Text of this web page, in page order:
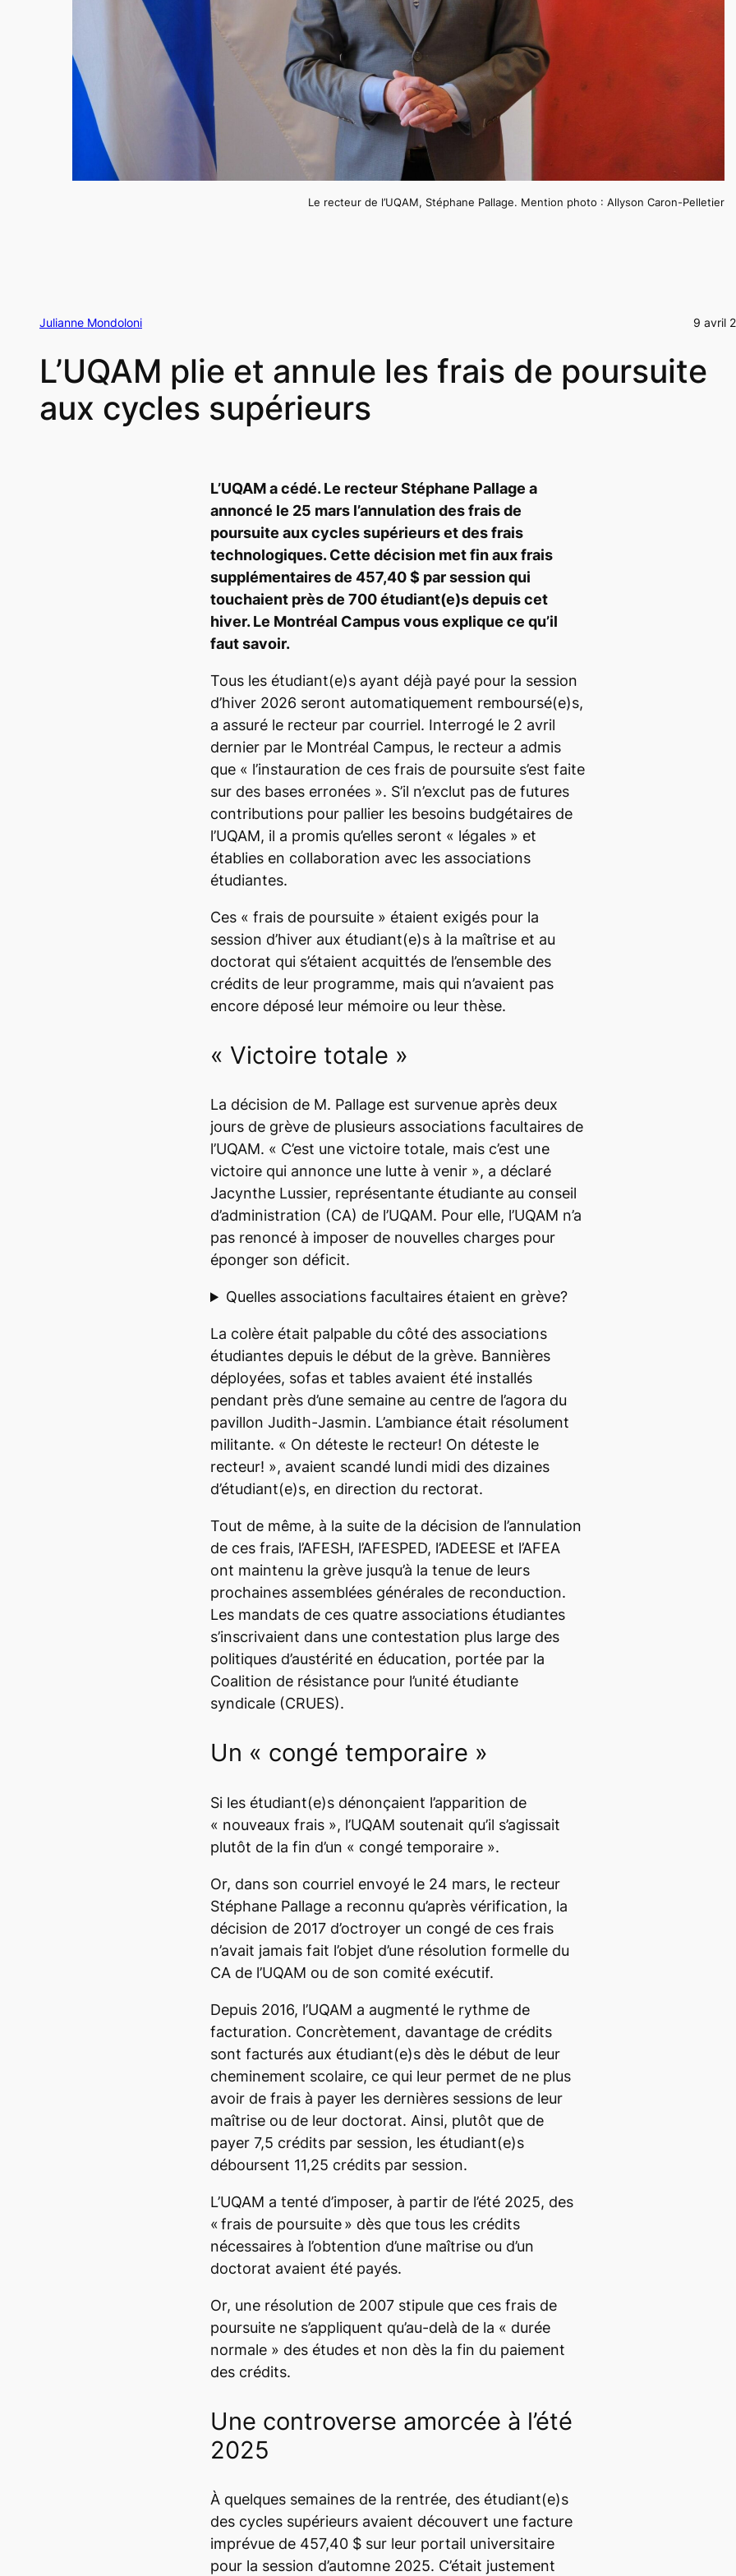
Le recteur de l’UQAM, Stéphane Pallage. Mention photo : Allyson Caron-Pelletier
Julianne Mondoloni 9 avril
L’UQAM plie et annule les frais de poursuite
aux cycles supérieurs
L’UQAM a cédé. Le recteur Stéphane Pallage a
annoncé le 25 mars l’annulation des frais de
poursuite aux cycles supérieurs et des frais
technologiques. Cette décision met fin aux frais
supplémentaires de 457,40 $ par session qui
touchaient près de 700 étudiant(e)s depuis cet
hiver. Le Montréal Campusvous explique ce qu’il
faut savoir.
Tous les étudiant(e)s ayant déjà payé pour la session
d’hiver 2026 seront automatiquement remboursé(e)s,
a assuré le recteur par courriel. Interrogé le 2 avril
dernier par le Montréal Campus, le recteur a admis
que « l’instauration de ces frais de poursuite s’est faite
sur des bases erronées ». S’il n’exclut pas de futures
contributions pour pallier les besoins budgétaires de
l’UQAM, il a promis qu’elles seront « légales » et
établies en collaboration avec les associations
étudiantes.
Ces « frais de poursuite » étaient exigés pour la
session d’hiver aux étudiant(e)s à la maîtrise et au
doctorat qui s’étaient acquittés de l’ensemble des
crédits de leur programme, mais qui n’avaient pas
encore déposé leur mémoire ou leur thèse.
« Victoire totale »
La décision de M. Pallage est survenue après deux
jours de grève de plusieurs associations facultaires de
l’UQAM. « C’est une victoire totale, mais c’est une
victoire qui annonce une lutte à venir », a déclaré
Jacynthe Lussier, représentante étudiante au conseil
d’administration (CA) de l’UQAM. Pour elle, l’UQAM n’a
pas renoncé à imposer de nouvelles charges pour
éponger son déficit.
Quelles associations facultaires étaient en grève?
La colère était palpable du côté des associations
étudiantes depuis le début de la grève. Bannières
déployées, sofas et tables avaient été installés
pendant près d’une semaine au centre de l’agora du
pavillon Judith-Jasmin. L’ambiance était résolument
militante. « On déteste le recteur! On déteste le
recteur! », avaient scandé lundi midi des dizaines
d’étudiant(e)s, en direction du rectorat.
Tout de même, à la suite de la décision de l’annulation
de ces frais, l’AFESH, l’AFESPED, l’ADEESE et l’AFEA
ont maintenu la grève jusqu’à la tenue de leurs
prochaines assemblées générales de reconduction.
Les mandats de ces quatre associations étudiantes
s’inscrivaient dans une contestation plus large des
politiques d’austérité en éducation, portée par la
Coalition de résistance pour l’unité étudiante
syndicale (CRUES).
Un « congé temporaire »
Si les étudiant(e)s dénonçaient l’apparition de
« nouveaux frais », l’UQAM soutenait qu’il s’agissait
plutôt de la fin d’un « congé temporaire ».
Or, dans son courriel envoyé le 24 mars, le recteur
Stéphane Pallage a reconnu qu’après vérification, la
décision de 2017 d’octroyer un congé de ces frais
n’avait jamais fait l’objet d’une résolution formelle du
CA de l’UQAM ou de son comité exécutif.
Depuis 2016, l’UQAM a augmenté le rythme de
facturation. Concrètement, davantage de crédits
sont facturés aux étudiant(e)s dès le début de leur
cheminement scolaire, ce qui leur permet de ne plus
avoir de frais à payer les dernières sessions de leur
maîtrise ou de leur doctorat. Ainsi, plutôt que de
payer 7,5 crédits par session, les étudiant(e)s
déboursent 11,25 crédits par session.
L’UQAM a tenté d’imposer, à partir de l’été 2025, des
« frais de poursuite » dès que tous les crédits
nécessaires à l’obtention d’une maîtrise ou d’un
doctorat avaient été payés.
Or, une résolution de 2007 stipule que ces frais de
poursuite ne s’appliquent qu’au-delà de la « durée
normale » des études et non dès la fin du paiement
des crédits.
Une controverse amorcée à l’été
2025
À quelques semaines de la rentrée, des étudiant(e)s
des cycles supérieurs avaient découvert une facture
imprévue de 457,40 $ sur leur portail universitaire
pour la session d’automne 2025. C’était justement